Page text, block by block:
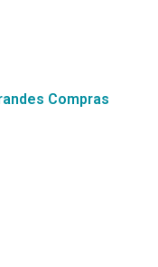
Compras